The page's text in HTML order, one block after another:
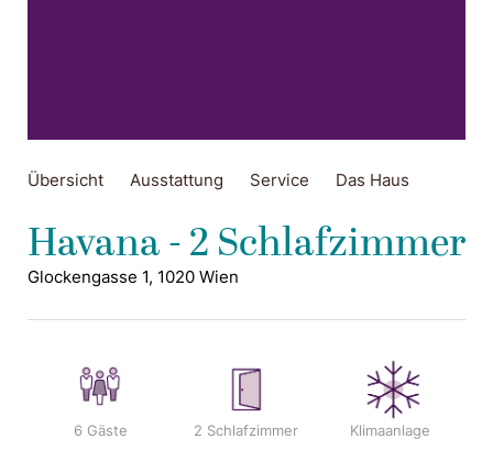
Übersicht Ausstattung Service Das Haus
Havana - 2 Schlafzimmer
Glockengasse 1, 1020 Wien
6 Gäste 2 Schlafzimmer Klimaanlage